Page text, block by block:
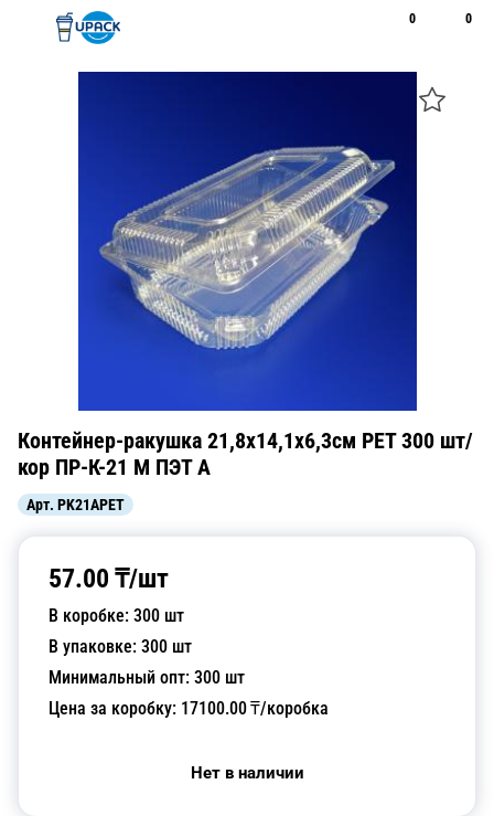
0 0
Контейнер-ракушка 21,8х14,1х6,3см PET 300 шт/
кор ПР-К-21 М ПЭТ А
Арт. PK21APET
57.00 ₸/шт
В коробке: 300 шт
В упаковке: 300 шт
Минимальный опт: 300 шт
Цена за коробку: 17100.00₸/коробка
Нет в наличии